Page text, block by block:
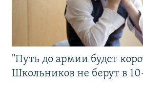
"Путь до армии будет
Школьников не берут в